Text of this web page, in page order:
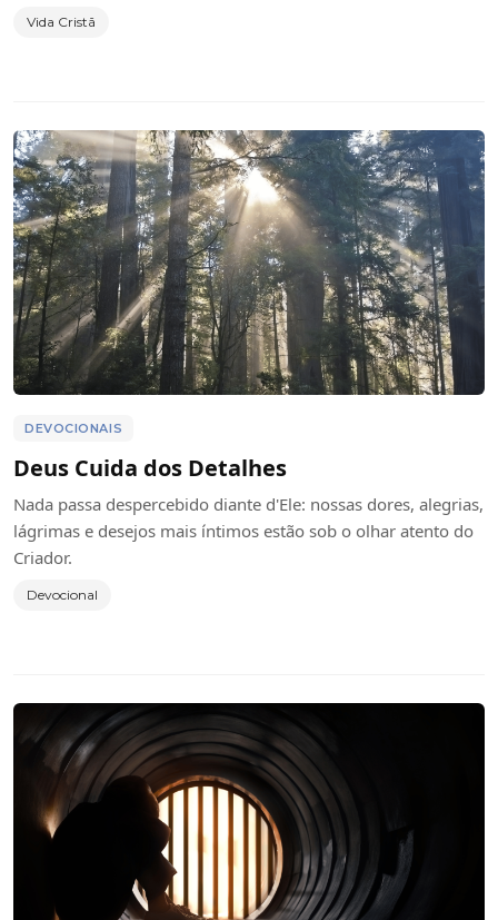
Vida Cristã
DEVOCIONAIS
Deus Cuida dos Detalhes
Nada passa despercebido diante d'Ele: nossas dores, alegrias,
lágrimas e desejos mais íntimos estão sob o olhar atento do
Criador.
Devocional